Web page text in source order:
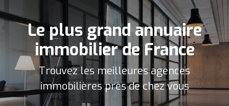
Le plus grand annuaire
immobilier de France
Trouvez les meilleures agences
immobilières près de chez vous